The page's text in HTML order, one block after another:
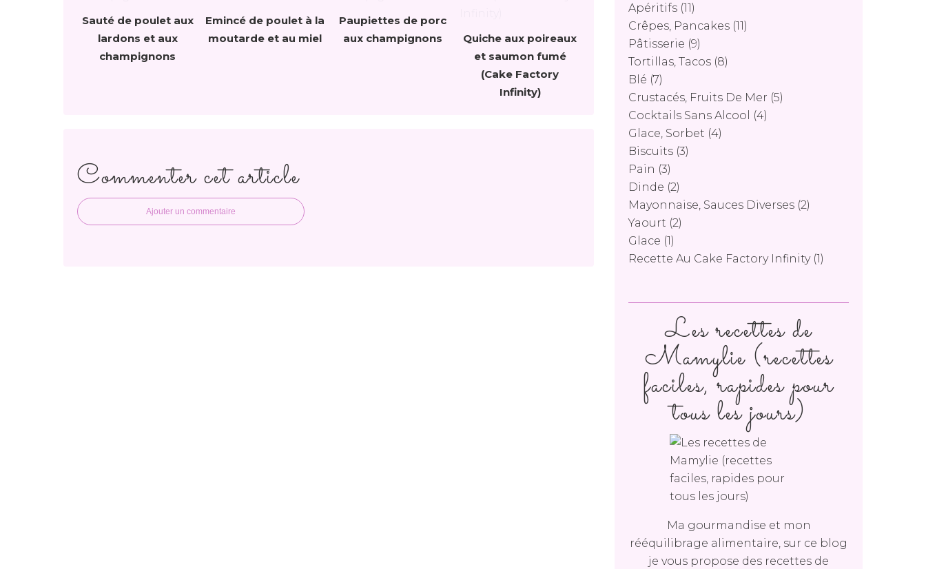
Sauté de poulet aux
lardons et aux
champignons
Emincé de poulet à la
moutarde et au miel
Paupiettes de porc
aux champignons
Quiche aux poireaux
et saumon fumé
(Cake Factory
Infinity)
Commenter cet article
Ajouter un commentaire
Apéritifs (11)
Crêpes, Pancakes (11)
Pâtisserie (9)
Tortillas, Tacos (8)
Blé (7)
Crustacés, Fruits De Mer (5)
Cocktails Sans Alcool
(4)
Glace, Sorbet (4)
Biscuits (3)
Pain (3)
Dinde (2)
Mayonnaise, Sauces Diverses (2)
Yaourt (2)
Glace (1)
Recette Au Cake Factory Infinity(1)
Les recettes de
Mamylie (recettes
faciles, rapides pour
tous les jours)
Ma gourmandise et mon
rééquilibrage alimentaire, sur ce blog
je vous propose des recettes de